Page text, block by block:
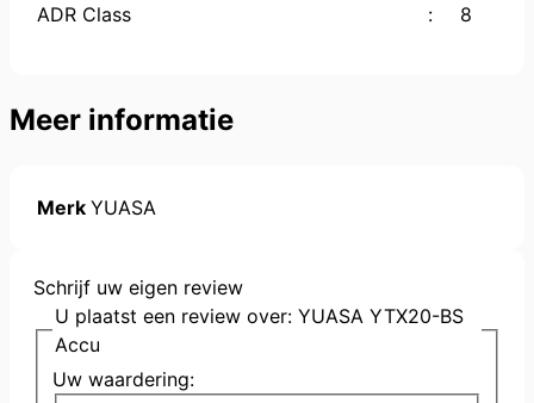
ADR Class : 8
Meer informatie
Merk YUASA
Schrijf uw eigen review
U plaatst een review over: YUASA YTX20-BS
Accu
Uw waardering: